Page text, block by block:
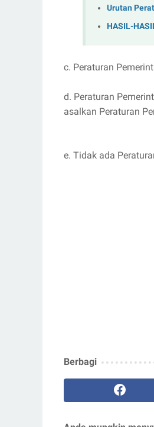
Urutan
HASIL-
c. Peraturan
d. Peraturan
asalkan Peraturan
e. Tidak ada
Berbagi